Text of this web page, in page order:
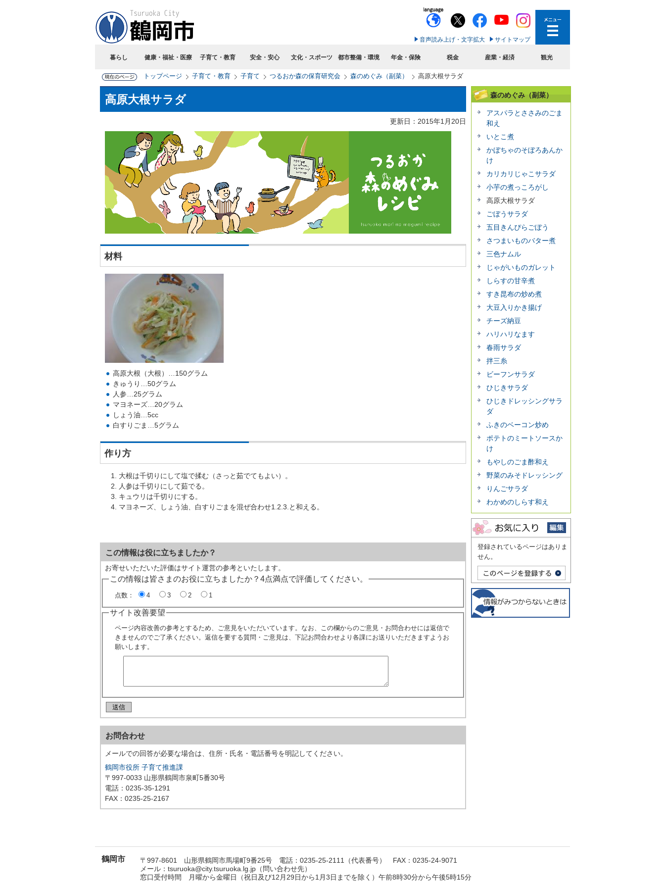
音声読み上げ・文字拡大 サイトマップ
暮らし 健康・福祉・医療 子育て・教育 安全・安心 文化・スポーツ 都市整備・環境 年金・保険 税金 産業・経済 観光
トップページ 子育て・教育 子育て つるおか森の保育研究会 森のめぐみ（副菜） 高原大根サラダ
高原大根サラダ
更新日：2015年1月20日
材料
高原大根（大根）…150グラム
きゅうり…50グラム
人参…25グラム
マヨネーズ…20グラム
しょう油…5cc
白すりごま…5グラム
作り方
大根は千切りにして塩で揉む（さっと茹でてもよい）。
人参は千切りにして茹でる。
キュウリは千切りにする。
マヨネーズ、しょう油、白すりごまを混ぜ合わせ1.2.3.と和える。
この情報は役に立ちましたか？
お寄せいただいた評価はサイト運営の参考といたします。
この情報は皆さまのお役に立ちましたか？4点満点で評価してください。
点数： 4 3 2 1
サイト改善要望
ページ内容改善の参考とするため、ご意見をいただいています。なお、この欄からのご意見・お問合わせには返信で
きませんのでご了承ください。返信を要する質問・ご意見は、下記お問合わせより各課にお送りいただきますようお
願いします。
お問合わせ
メールでの回答が必要な場合は、住所・氏名・電話番号を明記してください。
鶴岡市役所 子育て推進課
〒997-0033 山形県鶴岡市泉町5番30号
電話：0235-35-1291
FAX：0235-25-2167
森のめぐみ（副菜）
アスパラとささみのごま
和え
いとこ煮
かぼちゃのそぼろあんか
け
カリカリじゃこサラダ
小芋の煮っころがし
高原大根サラダ
ごぼうサラダ
五目きんぴらごぼう
さつまいものバター煮
三色ナムル
じゃがいものガレット
しらすの甘辛煮
すき昆布の炒め煮
大豆入りかき揚げ
チーズ納豆
ハリハリなます
春雨サラダ
拌三糸
ビーフンサラダ
ひじきサラダ
ひじきドレッシングサラ
ダ
ふきのベーコン炒め
ポテトのミートソースか
け
もやしのごま酢和え
野菜のみそドレッシング
りんごサラダ
わかめのしらす和え
登録されているページはありま
せん。
鶴岡市
〒997-8601 山形県鶴岡市馬場町9番25号 電話：0235-25-2111（代表番号） FAX：0235-24-9071
メール：tsuruoka@city.tsuruoka.lg.jp（問い合わせ先）
窓口受付時間 月曜から金曜日（祝日及び12月29日から1月3日までを除く）午前8時30分から午後5時15分